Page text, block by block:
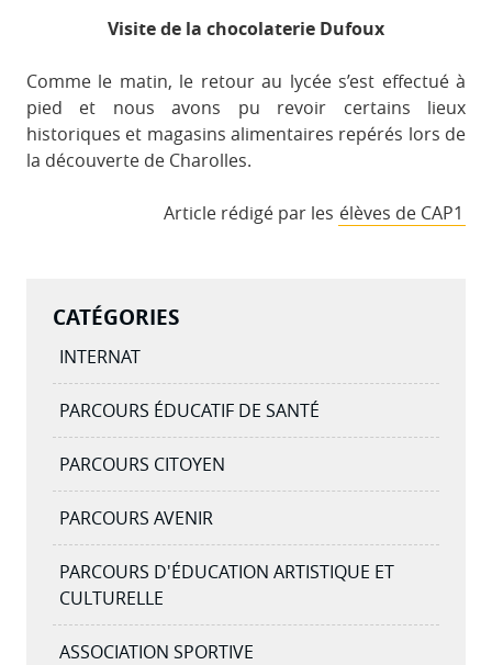
Visite de la chocolaterie Dufoux
Comme le matin, le retour au lycée s’est effectué à
pied et nous avons pu revoir certains lieux
historiques et magasins alimentaires repérés lors de
la découverte de Charolles.
Article rédigé par les élèves de CAP1
CATÉGORIES
INTERNAT
PARCOURS ÉDUCATIF DE SANTÉ
PARCOURS CITOYEN
PARCOURS AVENIR
PARCOURS D'ÉDUCATION ARTISTIQUE ET
CULTURELLE
ASSOCIATION SPORTIVE